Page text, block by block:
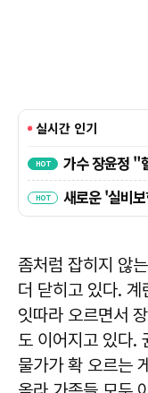
좀처럼 잡히지 않
더 닫히고 있다. 계
잇따라 오르면서
도 이어지고 있다.
물가가 확 오르는